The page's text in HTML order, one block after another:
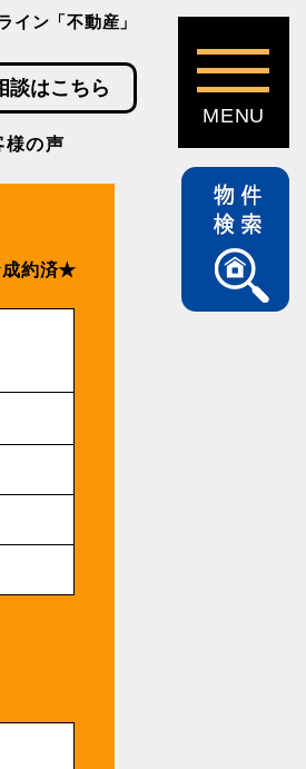
イン「不動産」
談はこちら
様の声
約済★